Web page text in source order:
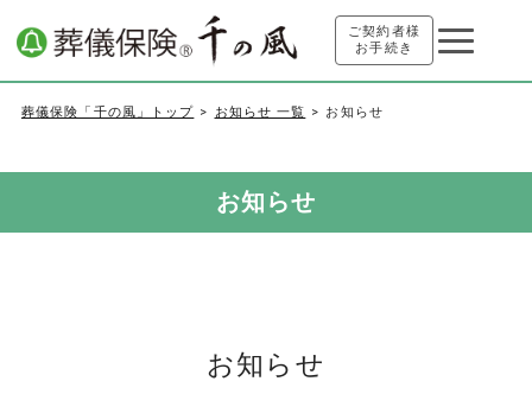
ご契約者様
お手続き
葬儀保険「千の風」トップ お知らせ 一覧 お知らせ
お知らせ
お知らせ